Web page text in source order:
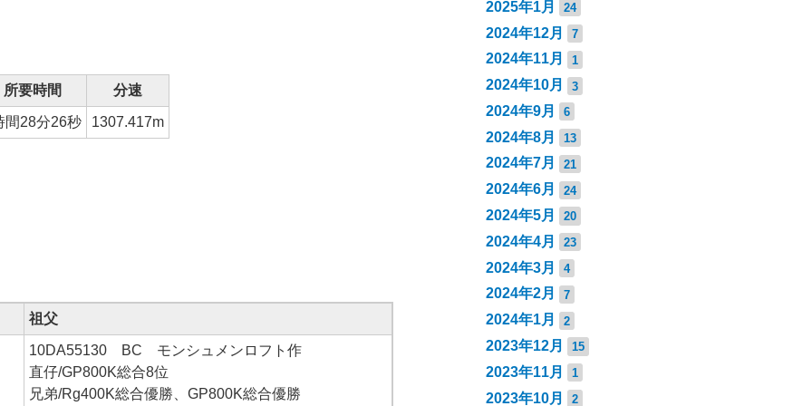
所要時間 分速
間28分26秒 1307.417m
祖父
10DA55130 BC モンシュメンロフト作
直仔/GP800K総合8位
兄弟/Rg400K総合優勝、GP800K総合優勝
2025年1月 24
2024年12月 7
2024年11月 1
2024年10月 3
2024年9月 6
2024年8月 13
2024年7月 21
2024年6月 24
2024年5月 20
2024年4月 23
2024年3月 4
2024年2月 7
2024年1月 2
2023年12月 15
2023年11月 1
2023年10月 2